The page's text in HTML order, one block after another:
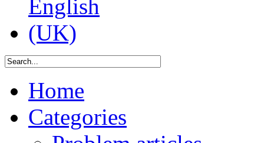
Home
Categories